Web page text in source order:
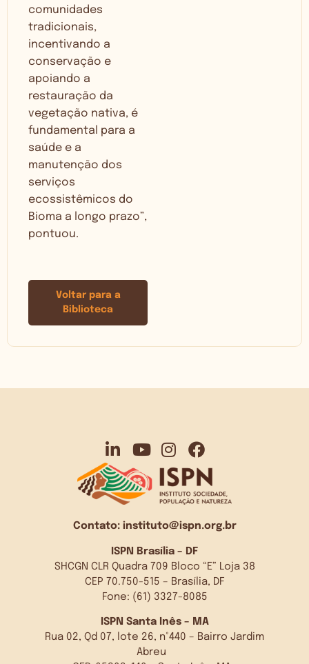
comunidades
tradicionais,
incentivando a
conservação e
apoiando a
restauração da
vegetação nativa, é
fundamental para a
saúde e a
manutenção dos
serviços
ecossistêmicos do
Bioma a longo prazo”,
pontuou.
Voltar para a
Biblioteca
Contato: instituto@ispn.org.br
ISPN Brasília – DF
SHCGN CLR Quadra 709 Bloco “E” Loja 38
CEP 70.750-515 – Brasília, DF
Fone: (61) 3327-8085
ISPN Santa Inês – MA
Rua 02, Qd 07, lote 26, n°440 – Bairro Jardim
Abreu